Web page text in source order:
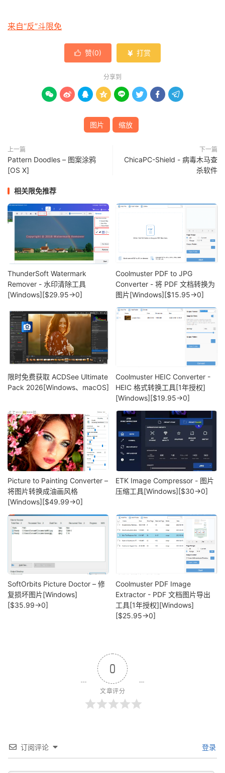
来自“反”斗限免
 赞(0)  打赏
分享到
       
图片 缩放
上一篇
Pattern Doodles – 图案涂鸦
[OS X]
下一篇
ChicaPC-Shield - 病毒木马查
杀软件
相关限免推荐
ThunderSoft Watermark
Remover - 水印清除工具
[Windows][$29.95→0]
Coolmuster PDF to JPG
Converter - 将 PDF 文档转换为
图片[Windows][$15.95→0]
限时免费获取 ACDSee Ultimate
Pack 2026[Windows、macOS]
Coolmuster HEIC Converter -
HEIC 格式转换工具[1年授权]
[Windows][$19.95→0]
Picture to Painting Converter –
将图片转换成油画风格
[Windows][$49.99→0]
ETK Image Compressor - 图片
压缩工具[Windows][$30→0]
SoftOrbits Picture Doctor – 修
复损坏图片[Windows]
[$35.99→0]
Coolmuster PDF Image
Extractor - PDF 文档图片导出
工具[1年授权][Windows]
[$25.95→0]
0
文章评分
订阅评论 登录